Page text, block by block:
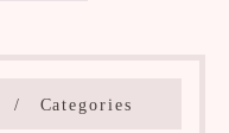
Categories